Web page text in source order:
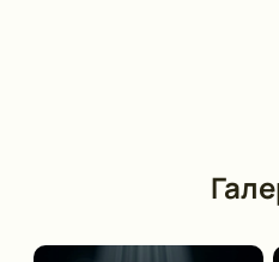
Актёрский состав:Юра